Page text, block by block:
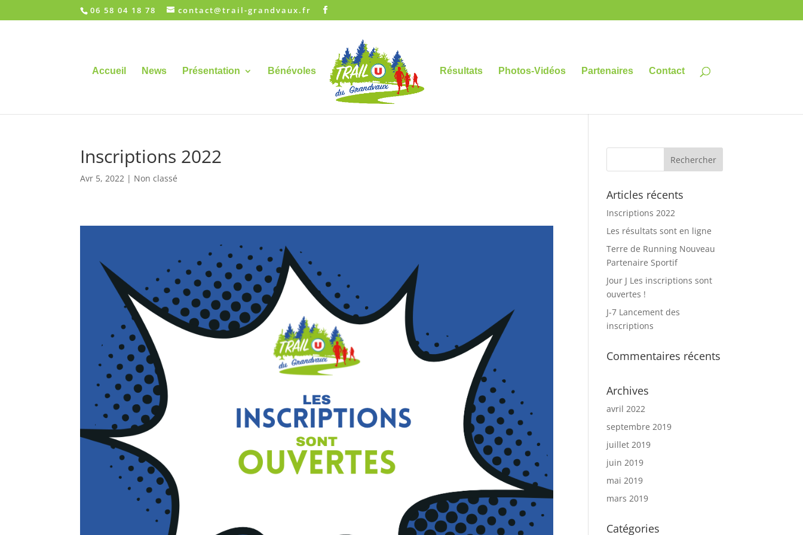
06 58 04 18 78 contact@trail-grandvaux.fr
Accueil News Présentation Bénévoles Résultats Photos-Vidéos Partenaires Contact
Inscriptions 2022
Avr 5, 2022 | Non classé
Articles récents
Inscriptions 2022
Les résultats sont en ligne
Terre de Running Nouveau
Partenaire Sportif
Jour J Les inscriptions sont
ouvertes !
J-7 Lancement des
inscriptions
Commentaires récents
Archives
avril 2022
septembre 2019
juillet 2019
juin 2019
mai 2019
mars 2019
Catégories